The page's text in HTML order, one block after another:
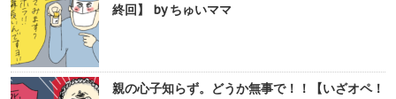
終回】 by ちゅいママ
親の心子知らず。どうか無事で！！【いざオペ！